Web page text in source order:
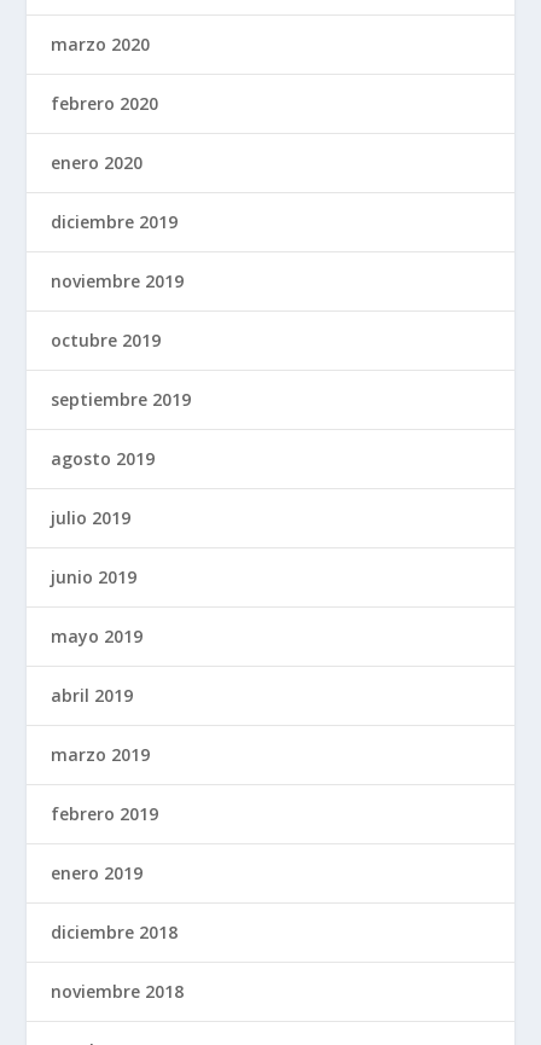
marzo 2020
febrero 2020
enero 2020
diciembre 2019
noviembre 2019
octubre 2019
septiembre 2019
agosto 2019
julio 2019
junio 2019
mayo 2019
abril 2019
marzo 2019
febrero 2019
enero 2019
diciembre 2018
noviembre 2018